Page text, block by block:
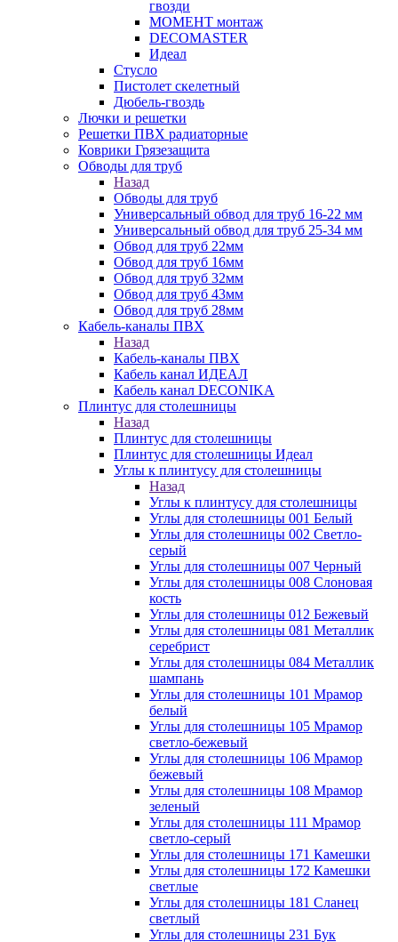
гвозди
МОМЕНТ монтаж
DECOMASTER
Идеал
Стусло
Пистолет скелетный
Дюбель-гвоздь
Лючки и решетки
Решетки ПВХ радиаторные
Коврики Грязезащита
Обводы для труб
Назад
Обводы для труб
Универсальный обвод для труб 16-22 мм
Универсальный обвод для труб 25-34 мм
Обвод для труб 22мм
Обвод для труб 16мм
Обвод для труб 32мм
Обвод для труб 43мм
Обвод для труб 28мм
Кабель-каналы ПВХ
Назад
Кабель-каналы ПВХ
Кабель канал ИДЕАЛ
Кабель канал DECONIKA
Плинтус для столешницы
Назад
Плинтус для столешницы
Плинтус для столешницы Идеал
Углы к плинтусу для столешницы
Назад
Углы к плинтусу для столешницы
Углы для столешницы 001 Белый
Углы для столешницы 002 Светло-
серый
Углы для столешницы 007 Черный
Углы для столешницы 008 Слоновая
кость
Углы для столешницы 012 Бежевый
Углы для столешницы 081 Металлик
серебрист
Углы для столешницы 084 Металлик
шампань
Углы для столешницы 101 Мрамор
белый
Углы для столешницы 105 Мрамор
светло-бежевый
Углы для столешницы 106 Мрамор
бежевый
Углы для столешницы 108 Мрамор
зеленый
Углы для столешницы 111 Мрамор
светло-серый
Углы для столешницы 171 Камешки
Углы для столешницы 172 Камешки
светлые
Углы для столешницы 181 Сланец
светлый
Углы для столешницы 231 Бук